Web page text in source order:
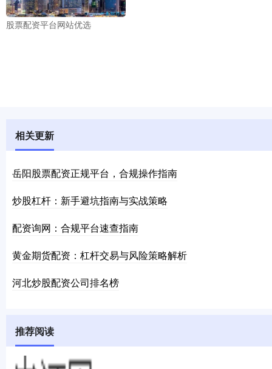
股票配资平台网站优选
相关更新
岳阳股票配资正规平台，合规操作指南
炒股杠杆：新手避坑指南与实战策略
配资询网：合规平台速查指南
黄金期货配资：杠杆交易与风险策略解析
河北炒股配资公司排名榜
推荐阅读